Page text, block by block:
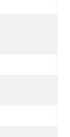
hạn chế tình
động ở mức
Tại
mạnh, màn